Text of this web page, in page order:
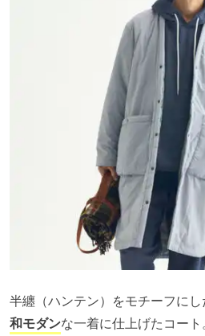
半纏（ハンテン）をモチーフにし
和モダンな一着に仕上げたコー